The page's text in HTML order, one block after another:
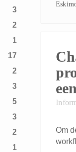
3
2
1
17
2
3
5
3
2
1
Om